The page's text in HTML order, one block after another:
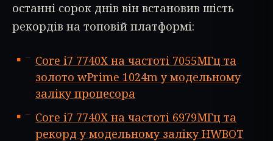
останні сорок днів він встановив шість
рекордів на топовій платформі:
Core i7 7740X на частоті 7055МГц та
золото wPrime 1024m у модельному
заліку процесора
Core i7 7740X на частоті 6979МГц та
рекорд у модельному заліку HWBOT